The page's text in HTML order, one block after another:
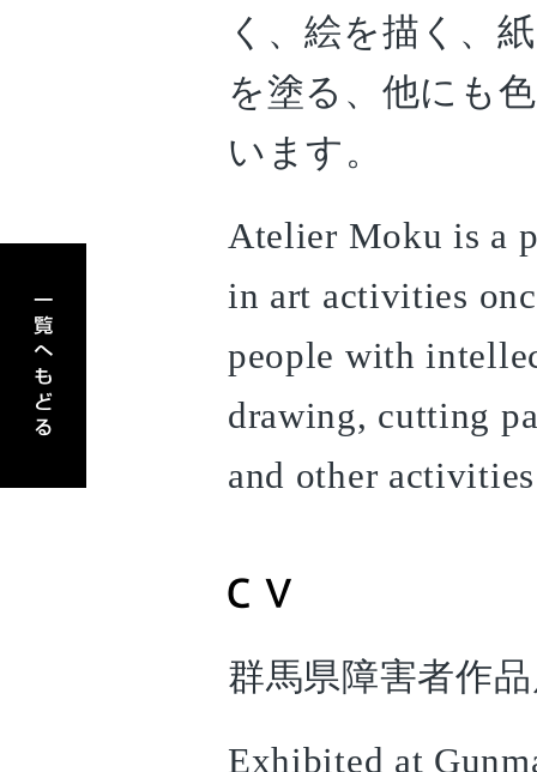
く、絵を描く、
を塗る、他にも
います。
Atelier Moku is a
in art activities
people with
drawing, cutting
and other
群馬県障害者作
Exhibited at
アーティスト一覧へもどる